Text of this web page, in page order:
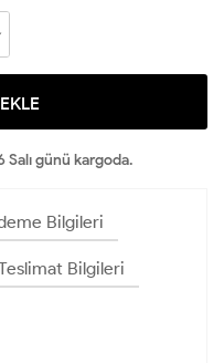
Salı günü kargoda.
Bilgileri
Bilgileri